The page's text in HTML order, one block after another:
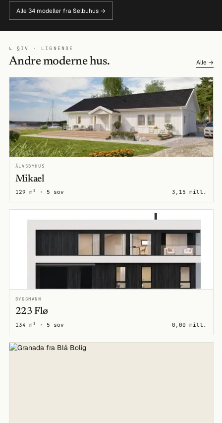
Alle 34 modeller fra Selbuhus →
↳ §IV · LIGNENDE
Andre moderne hus. Alle →
ÄLVSBYHUS
Mikael
129 m² · 5 sov 3,15 mill.
BYGGMANN
223 Flø
134 m² · 5 sov 0,00 mill.